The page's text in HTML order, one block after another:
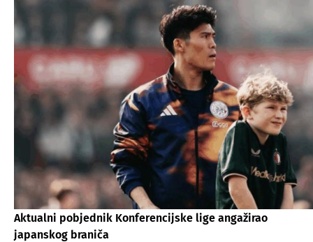
Aktualni pobjednik Konferencijske lige angažirao
japanskog braniča